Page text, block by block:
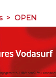
> OPEN